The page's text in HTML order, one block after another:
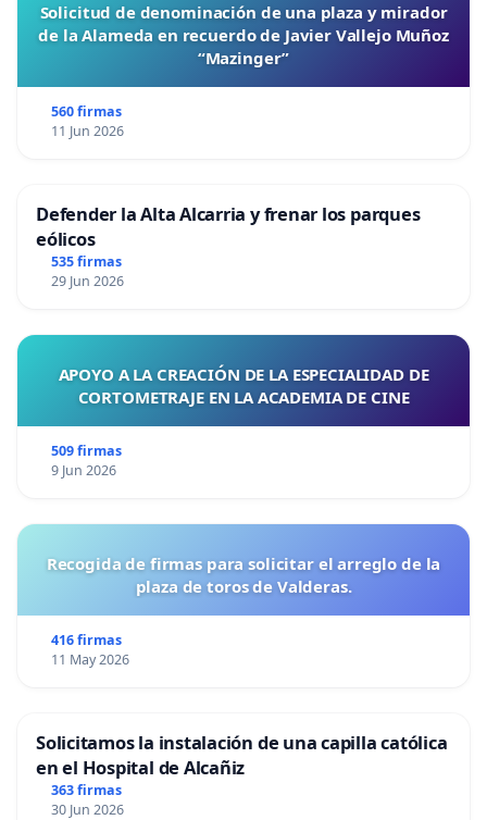
Solicitud de denominación de una plaza y mirador
de la Alameda en recuerdo de Javier Vallejo Muñoz
“Mazinger”
560 firmas
11 Jun 2026
Defender la Alta Alcarria y frenar los parques
eólicos
535 firmas
29 Jun 2026
APOYO A LA CREACIÓN DE LA ESPECIALIDAD DE
CORTOMETRAJE EN LA ACADEMIA DE CINE
509 firmas
9 Jun 2026
Recogida de firmas para solicitar el arreglo de la
plaza de toros de Valderas.
416 firmas
11 May 2026
Solicitamos la instalación de una capilla católica
en el Hospital de Alcañiz
363 firmas
30 Jun 2026